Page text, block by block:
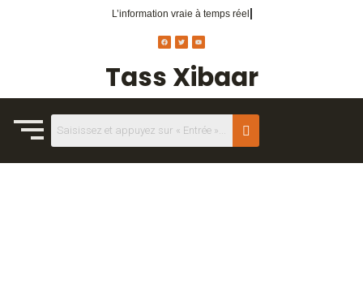
Tass Xibaar
L’information vraie à temps réel.